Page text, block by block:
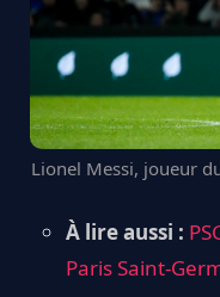
Lionel Messi, joueur
À lire aussi :
Paris Saint-